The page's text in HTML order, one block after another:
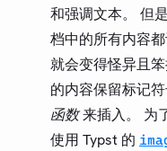
和强调文本。 但
档中的所有内容
就会变得怪异且
的内容保留标记
函数来插入。 为
使用 Typst 的